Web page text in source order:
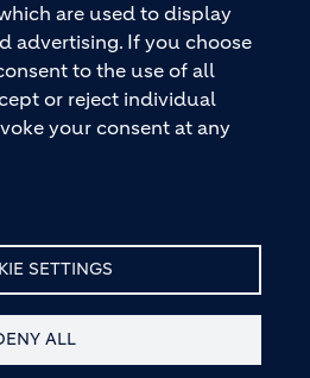
are used to display
advertising. If you choose
to the use of all
or reject individual
your consent at any
SETTINGS
ALL
Haftungsausschluss